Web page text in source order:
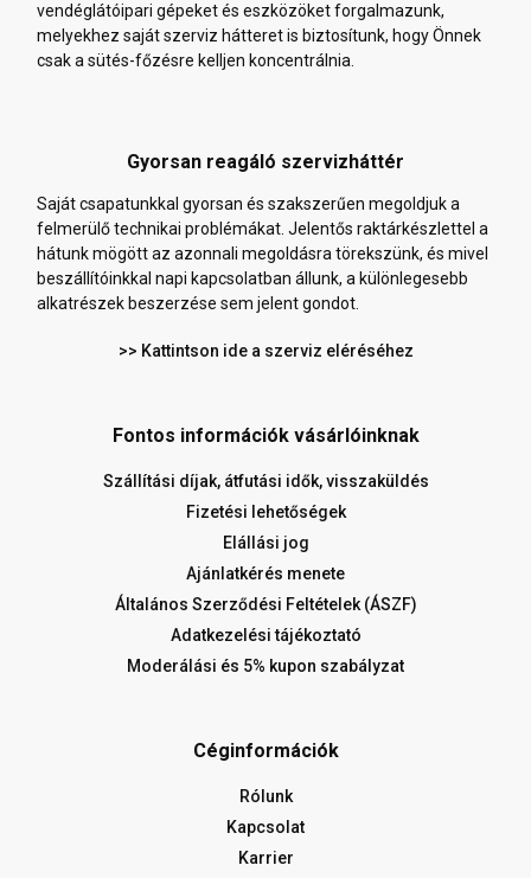
vendéglátóipari gépeket és eszközöket forgalmazunk,
melyekhez saját szerviz hátteret is biztosítunk, hogy Önnek
csak a sütés-főzésre kelljen koncentrálnia.
Gyorsan reagáló szervizháttér
Saját csapatunkkal gyorsan és szakszerűen megoldjuk a
felmerülő technikai problémákat. Jelentős raktárkészlettel a
hátunk mögött az azonnali megoldásra törekszünk, és mivel
beszállítóinkkal napi kapcsolatban állunk, a különlegesebb
alkatrészek beszerzése sem jelent gondot.
>> Kattintson ide a szerviz eléréséhez
Fontos információk vásárlóinknak
Szállítási díjak, átfutási idők, visszaküldés
Fizetési lehetőségek
Elállási jog
Ajánlatkérés menete
Általános Szerződési Feltételek (ÁSZF)
Adatkezelési tájékoztató
Moderálási és 5% kupon szabályzat
Céginformációk
Rólunk
Kapcsolat
Karrier